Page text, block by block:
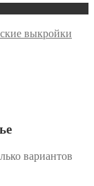
выкройки
вариантов